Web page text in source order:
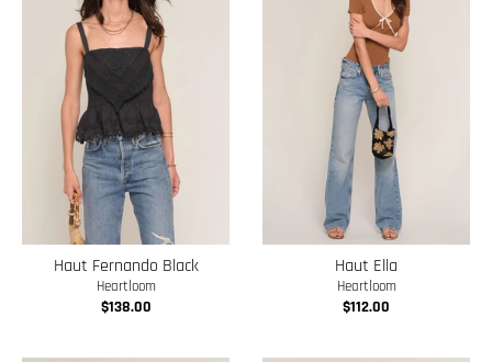
Haut Fernando Black
Heartloom
$138.00
Haut Ella
Heartloom
$112.00